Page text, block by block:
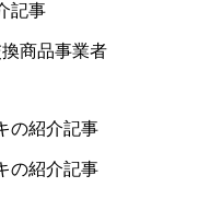
記事
商品事業者
の紹介記事
の紹介記事